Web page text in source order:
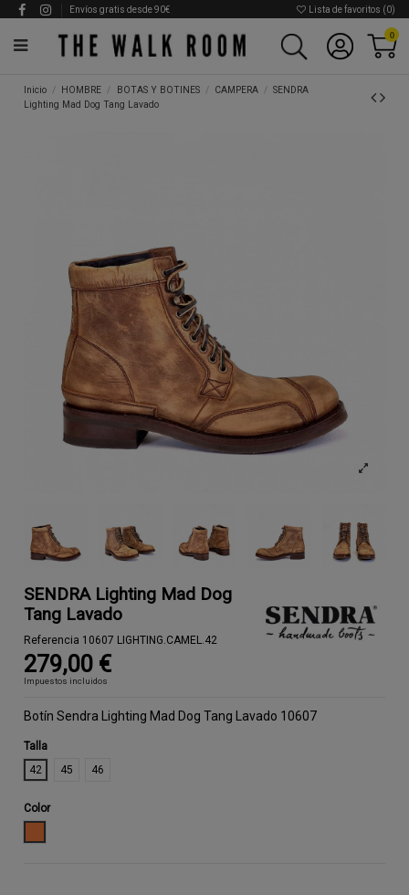
Envíos gratis desde 90€ Lista de favoritos (0)
0
Inicio HOMBRE BOTAS Y BOTINES CAMPERA
SENDRA
Lighting Mad Dog Tang Lavado
SENDRA Lighting Mad Dog
Tang Lavado
Referencia 10607 LIGHTING.CAMEL.42
279,00 €
Impuestos incluidos
Botín Sendra Lighting Mad Dog Tang Lavado 10607
Talla
42
45 46
Color